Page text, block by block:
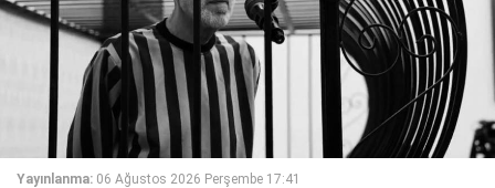
Yayınlanma: 06 Ağustos 2026 Perşembe 17:41